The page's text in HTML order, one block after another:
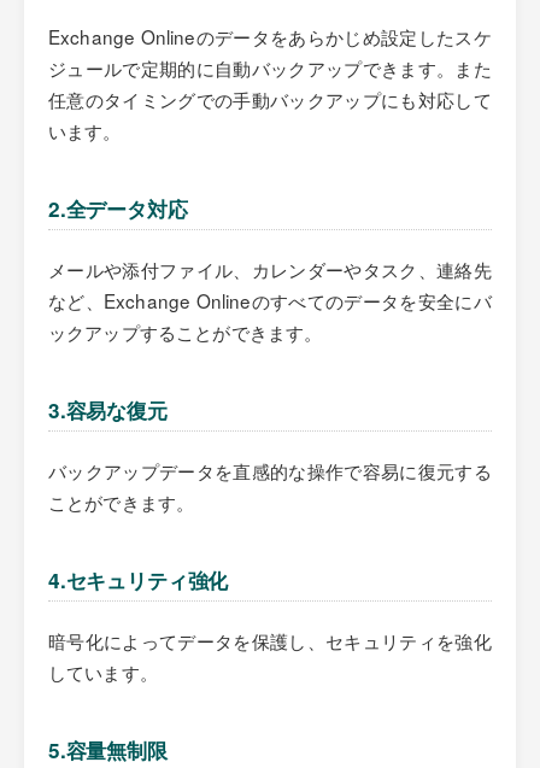
Exchange Onlineのデータをあらかじめ設定したスケ
ジュールで定期的に自動バックアップできます。また
任意のタイミングでの手動バックアップにも対応して
います。
2.全データ対応
メールや添付ファイル、カレンダーやタスク、連絡先
など、Exchange Onlineのすべてのデータを安全にバ
ックアップすることができます。
3.容易な復元
バックアップデータを直感的な操作で容易に復元する
ことができます。
4.セキュリティ強化
暗号化によってデータを保護し、セキュリティを強化
しています。
5.容量無制限